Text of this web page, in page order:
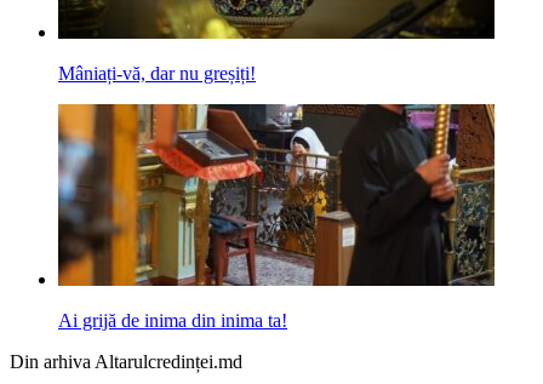
Mâniați-vă, dar nu greșiți!
Ai grijă de inima din inima ta!
Din arhiva Altarulcredinței.md